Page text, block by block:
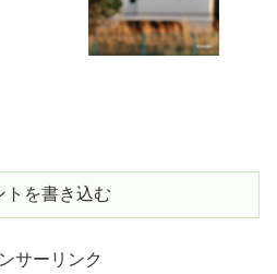
トを書き込む
サーリンク